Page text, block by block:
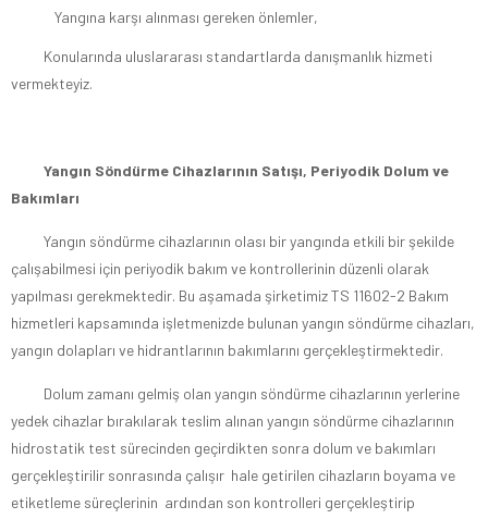
Yangına karşı alınması gereken önlemler,
Konularında uluslararası standartlarda danışmanlık hizmeti
vermekteyiz.
Yangın Söndürme Cihazlarının Satışı, Periyodik Dolum ve
Bakımları
Yangın söndürme cihazlarının olası bir yangında etkili bir şekilde
çalışabilmesi için periyodik bakım ve kontrollerinin düzenli olarak
yapılması gerekmektedir. Bu aşamada şirketimiz TS 11602-2 Bakım
hizmetleri kapsamında işletmenizde bulunan yangın söndürme cihazları,
yangın dolapları ve hidrantlarının bakımlarını gerçekleştirmektedir.
Dolum zamanı gelmiş olan yangın söndürme cihazlarının yerlerine
yedek cihazlar bırakılarak teslim alınan yangın söndürme cihazlarının
hidrostatik test sürecinden geçirdikten sonra dolum ve bakımları
gerçekleştirilir sonrasında çalışır hale getirilen cihazların boyama ve
etiketleme süreçlerinin ardından son kontrolleri gerçekleştirip